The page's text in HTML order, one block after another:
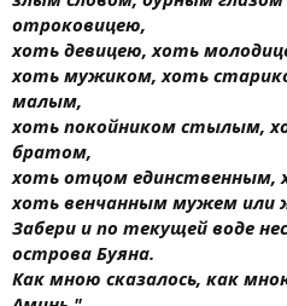
отроковицею,
хоть девицею, хоть
хоть мужиком, хоть
малым,
хоть покойником стылым,
братом,
хоть отцом единственным,
хоть венчанным мужем или
Забери и по текущей воде
острова Буяна.
Как мною сказалось, как